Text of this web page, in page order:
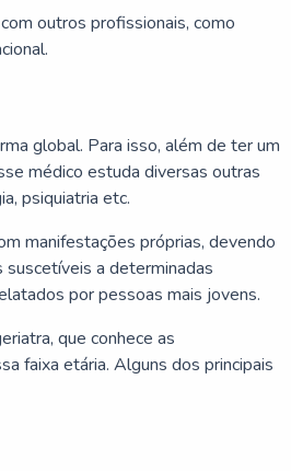
outros profissionais, como
global. Para isso, além de ter um
médico estuda diversas outras
psiquiatria etc.
manifestações próprias, devendo
a determinadas
por pessoas mais jovens.
que conhece as
faixa etária. Alguns dos principais